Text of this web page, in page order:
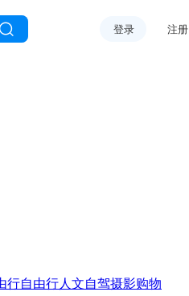
登录 注册
行自由行人文自驾摄影购物